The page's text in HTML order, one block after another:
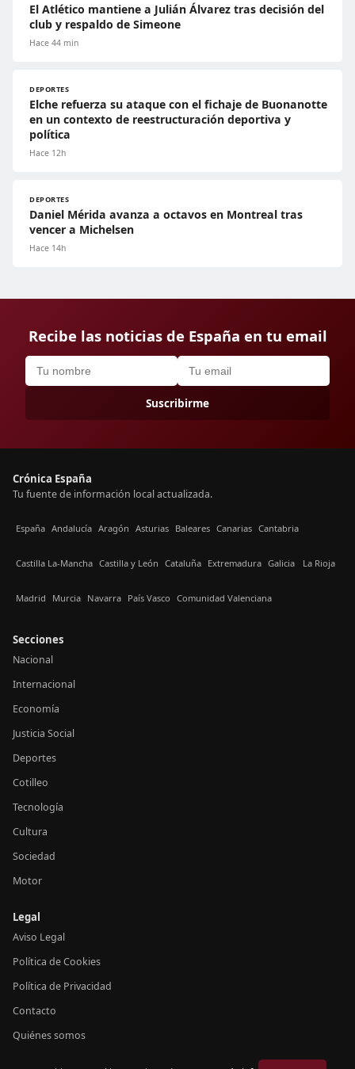
El Atlético mantiene a Julián Álvarez tras decisión del
club y respaldo de Simeone
Hace 44 min
DEPORTES
Elche refuerza su ataque con el fichaje de Buonanotte
en un contexto de reestructuración deportiva y
política
Hace 12h
DEPORTES
Daniel Mérida avanza a octavos en Montreal tras
vencer a Michelsen
Hace 14h
Recibe las noticias de España en tu email
Suscribirme
Crónica España
Tu fuente de información local actualizada.
España Andalucía Aragón Asturias Baleares Canarias Cantabria
Castilla La-Mancha Castilla y León Cataluña Extremadura Galicia La Rioja
Madrid Murcia Navarra País Vasco Comunidad Valenciana
Secciones
Nacional
Internacional
Economía
Justicia Social
Deportes
Cotilleo
Tecnología
Cultura
Sociedad
Motor
Legal
Aviso Legal
Política de Cookies
Política de Privacidad
Contacto
Quiénes somos